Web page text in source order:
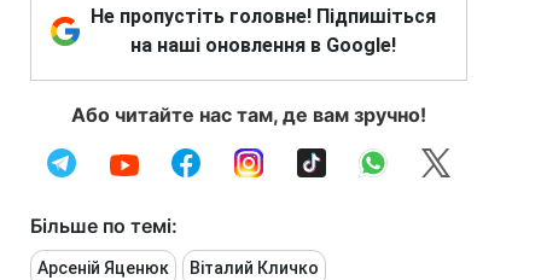
Не пропустіть головне! Підпишіться
на наші оновлення в Google!
Або читайте нас там, де вам зручно!
Більше по темі:
Арсеній Яценюк Віталий Кличко